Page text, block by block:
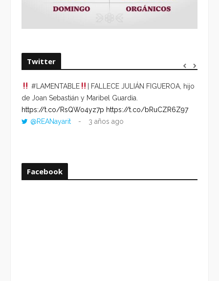
Twitter
#LAMENTABLE
| FALLECE JULIÁN FIGUEROA, hijo
de Joan Sebastián y Maribel Guardia.
https://t.co/RsQWo4yz7p https://t.co/bRuCZR6Z97
@REANayarit
3 años ago
Facebook